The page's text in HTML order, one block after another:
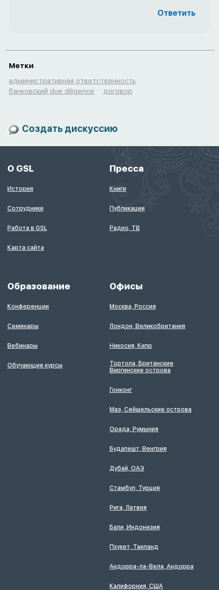
Ответить
Метки
административная ответственность
банковский due diligence
договор
Создать дискуссию
О GSL
История
Сотрудники
Работа в GSL
Карта сайта
Пресса
Книги
Публикации
Радио, ТВ
Образование
Конференции
Семинары
Вебинары
Обучающие курсы
Офисы
Москва, Россия
Лондон, Великобритания
Никосия, Кипр
Тортола, Британские
Виргинские острова
Гонконг
Маэ, Сейшельские острова
Орада, Румыния
Будапешт, Венгрия
Дубай, ОАЭ
Стамбул, Турция
Рига, Латвия
Бали, Индонезия
Пхукет, Таиланд
Андорра-ла-Вела, Андорра
Калифорния, США